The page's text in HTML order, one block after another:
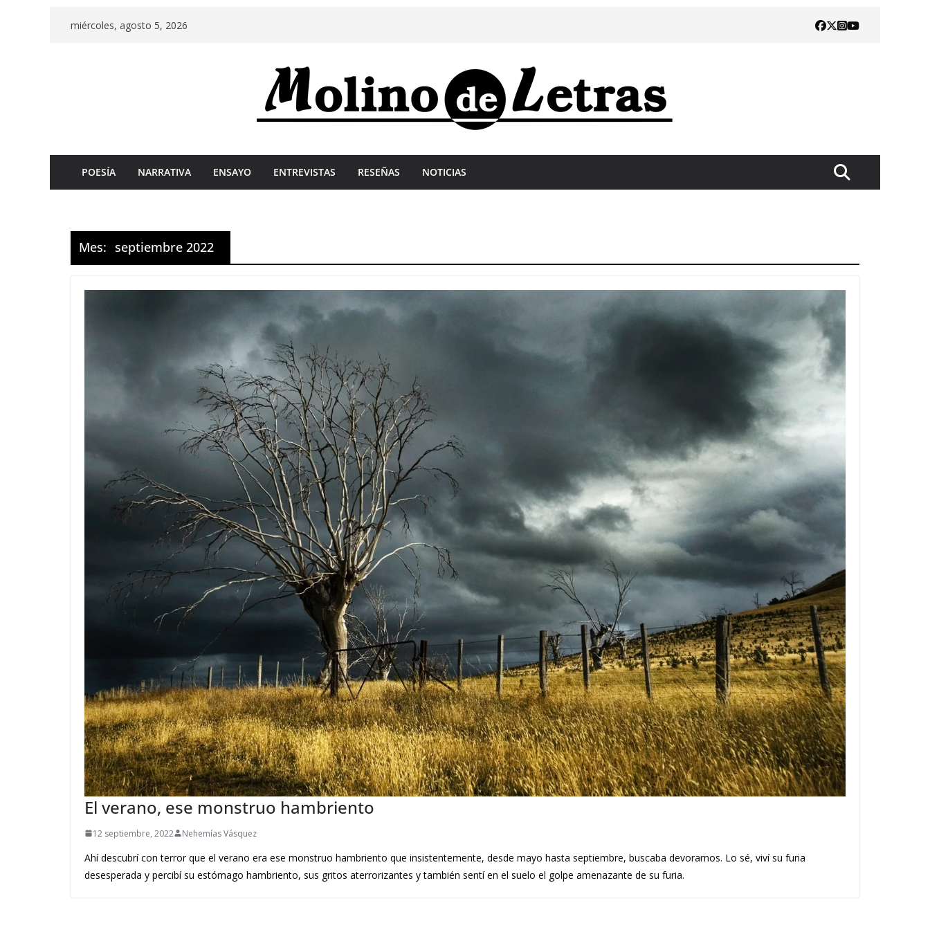
miércoles, agosto 5, 2026
POESÍA NARRATIVA ENSAYO ENTREVISTAS RESEÑAS NOTICIAS
Mes: septiembre 2022
El verano, ese monstruo hambriento
12 septiembre, 2022 Nehemías Vásquez
Ahí descubrí con terror que el verano era ese monstruo hambriento que insistentemente, desde mayo hasta septiembre, buscaba devorarnos. Lo sé, viví su furia
desesperada y percibí su estómago hambriento, sus gritos aterrorizantes y también sentí en el suelo el golpe amenazante de su furia.